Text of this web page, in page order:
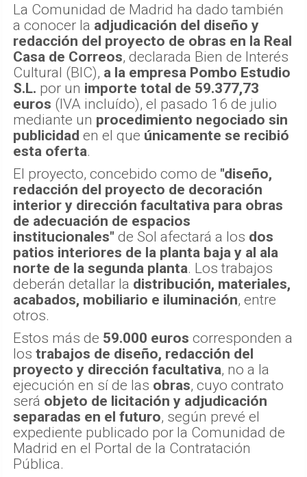
La Comunidad de Madrid ha dado también
a conocer la adjudicación del diseño y
redacción del proyecto de obras en la Real
Casa de Correos, declarada Bien de Interés
Cultural (BIC), a la empresa Pombo Estudio
S.L. por un importe total de 59.377,73
euros (IVA incluído), el pasado 16 de julio
mediante un procedimiento negociado sin
publicidad en el que únicamente se recibió
esta oferta.
El proyecto, concebido como de "diseño,
redacción del proyecto de decoración
interior y dirección facultativa para obras
de adecuación de espacios
institucionales" de Sol afectará a los dos
patios interiores de la planta baja y al ala
norte de la segunda planta. Los trabajos
deberán detallar la distribución, materiales,
acabados, mobiliario e iluminación, entre
otros.
Estos más de 59.000 euros corresponden a
los trabajos de diseño, redacción del
proyecto y dirección facultativa, no a la
ejecución en sí de las obras, cuyo contrato
será objeto de licitación y adjudicación
separadas en el futuro, según prevé el
expediente publicado por la Comunidad de
Madrid en el Portal de la Contratación
Pública.